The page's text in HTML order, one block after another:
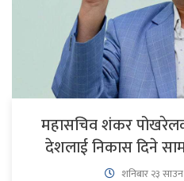
महासचिव शंकर
देशलाई निकास दिने
शनिबार २३